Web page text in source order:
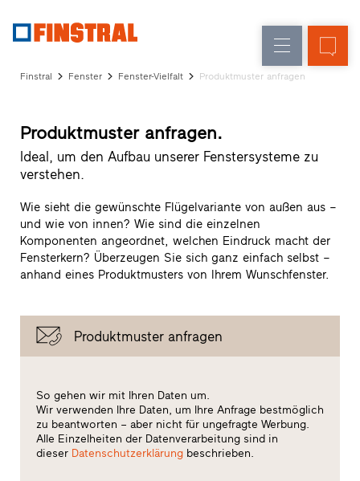
Glaswände
Partner-
Programm
Händlersuche
Finstral Fenster Fenster-Vielfalt Produktmuster anfragen
Produktmuster anfragen.
Ideal, um den Aufbau unserer Fenstersysteme zu
verstehen.
Wie sieht die gewünschte Flügelvariante von außen aus –
und wie von innen? Wie sind die einzelnen
Komponenten angeordnet, welchen Eindruck macht der
Fensterkern? Überzeugen Sie sich ganz einfach selbst –
anhand eines Produktmusters von Ihrem Wunschfenster.
Produktmuster anfragen
So gehen wir mit Ihren Daten um.
Wir verwenden Ihre Daten, um Ihre Anfrage bestmöglich
zu beantworten – aber nicht für ungefragte Werbung.
Alle Einzelheiten der Datenverarbeitung sind in
dieser Datenschutzerklärungbeschrieben.